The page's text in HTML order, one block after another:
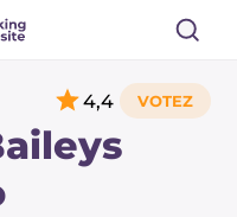
4,4